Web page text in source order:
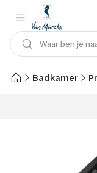
Waar ben je
Badkamer